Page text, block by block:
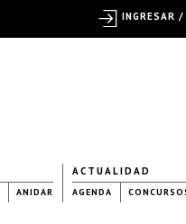
ANIDAR
ACTUALIDAD
AGENDA
INGRESAR /